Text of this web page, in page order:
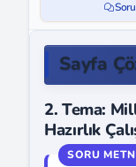
Sayfa
2. Tema:
Hazırlık